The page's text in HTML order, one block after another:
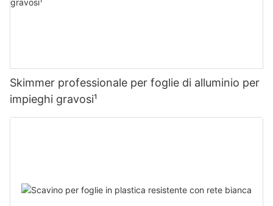
Skimmer professionale per foglie di alluminio per
impieghi gravosi¹